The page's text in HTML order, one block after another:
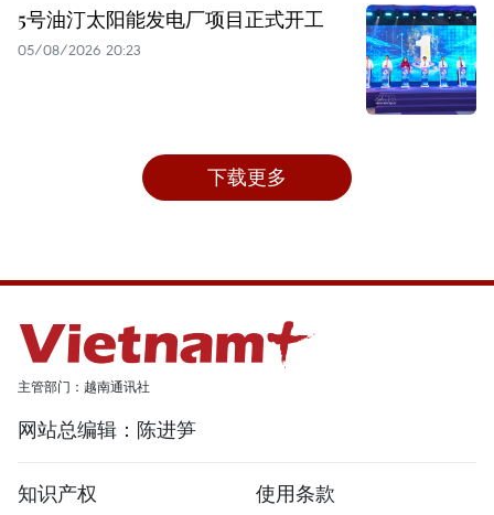
5号油汀太阳能发电厂项目正式开工
05/08/2026 20:23
下载更多
主管部门：越南通讯社
网站总编辑：陈进笋
知识产权 使用条款